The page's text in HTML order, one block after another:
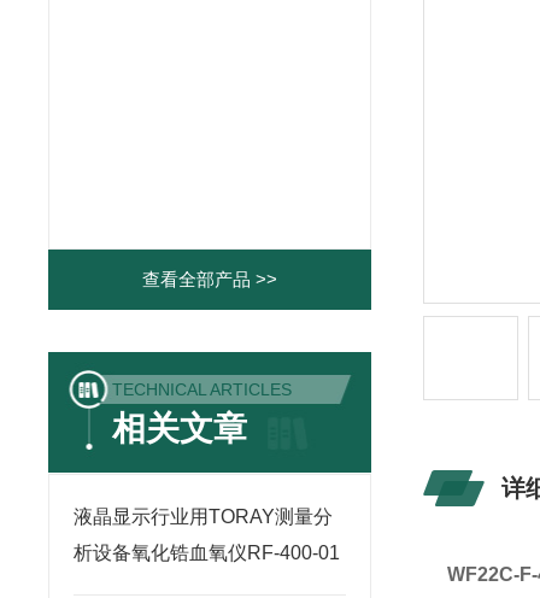
查看全部产品 >>
TECHNICAL ARTICLES
相关文章
液晶显示行业用TORAY测量分
析设备氧化锆血氧仪RF-400-01
详
WF22C-